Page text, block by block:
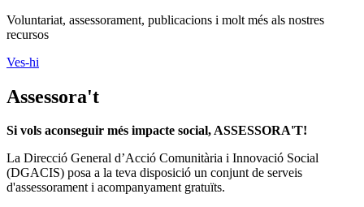
Voluntariat, assessorament, publicacions i molt més als nostres
recursos
Ves-hi
Assessora't
Si vols aconseguir més impacte social, ASSESSORA'T!
La Direcció General d’Acció Comunitària i Innovació Social
(DGACIS) posa a la teva disposició un conjunt de serveis
d'assessorament i acompanyament gratuïts.